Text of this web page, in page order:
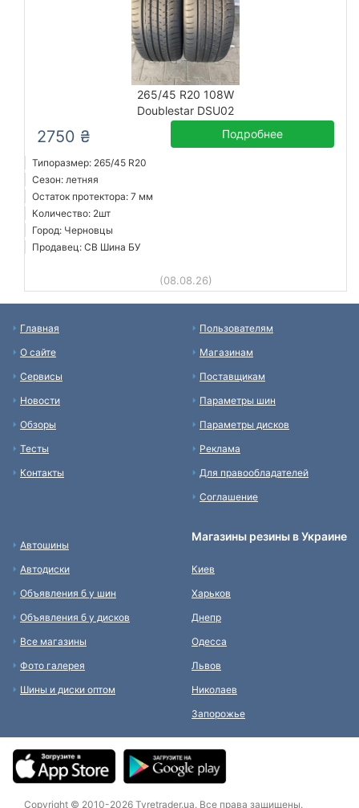
265/45 R20 108W
Doublestar DSU02
2750 ₴ Подробнее
Типоразмер: 265/45 R20
Сезон: летняя
Остаток протектора: 7 мм
Количество: 2шт
Город: Черновцы
Продавец: СВ Шина БУ
(08.08.26)
Главная
О сайте
Сервисы
Новости
Обзоры
Тесты
Контакты
Пользователям
Магазинам
Поставщикам
Параметры шин
Параметры дисков
Реклама
Для правообладателей
Соглашение
Автошины
Автодиски
Объявления б у шин
Объявления б у дисков
Все магазины
Фото галерея
Шины и диски оптом
Магазины резины в Украине
Киев
Харьков
Днепр
Одесса
Львов
Николаев
Запорожье
Copyright © 2010-2026 Tyretrader.ua. Все права защищены.